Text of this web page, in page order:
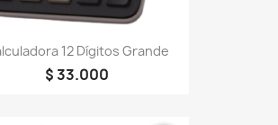
12 Dígitos Grande
$ 33.000